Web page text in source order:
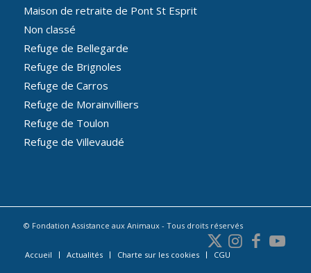
Maison de retraite de Pont St Esprit
Non classé
Refuge de Bellegarde
Refuge de Brignoles
Refuge de Carros
Refuge de Morainvilliers
Refuge de Toulon
Refuge de Villevaudé
© Fondation Assistance aux Animaux - Tous droits réservés
Accueil Actualités Charte sur les cookies CGU